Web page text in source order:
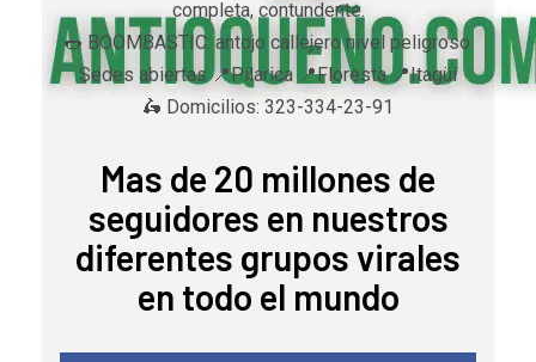
completa, contundente.
🌭 BOOMBASTIC: antojo callejero nivel peligroso.
Sedes abiertas 📍Pilarica 📍Floresta 📍Itagüí
🛵 Domicilios: 323-334-23-91
Mas de 20 millones de
seguidores en nuestros
diferentes grupos virales
en todo el mundo